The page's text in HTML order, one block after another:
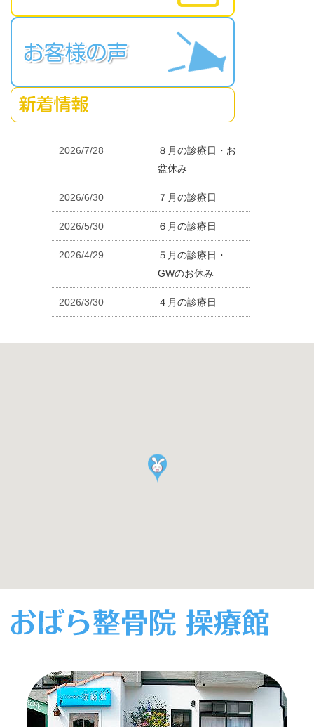
2026/7/28
８月の診療日・お
盆休み
2026/6/30 ７月の診療日
2026/5/30 ６月の診療日
2026/4/29
５月の診療日・
GWのお休み
2026/3/30 ４月の診療日